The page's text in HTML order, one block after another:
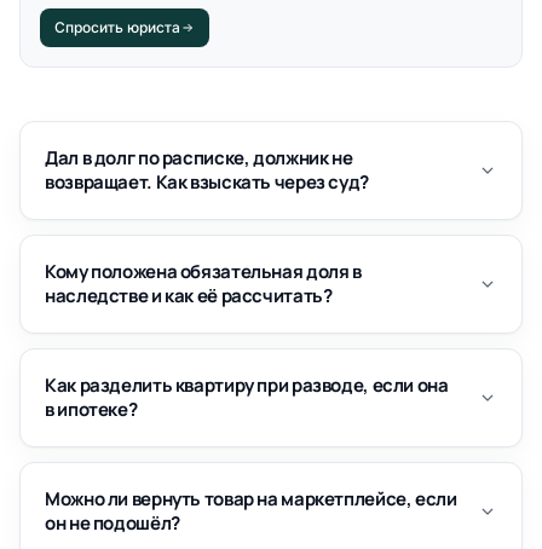
Спросить юриста
Дал в долг по расписке, должник не
возвращает. Как взыскать через суд?
Кому положена обязательная доля в
наследстве и как её рассчитать?
Как разделить квартиру при разводе, если она
в ипотеке?
Можно ли вернуть товар на маркетплейсе, если
он не подошёл?